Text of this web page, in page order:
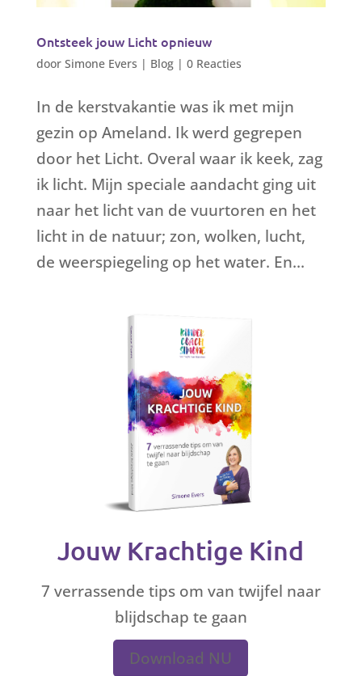
Ontsteek jouw Licht opnieuw
door Simone Evers | Blog| 0 Reacties
In de kerstvakantie was ik met mijn
gezin op Ameland. Ik werd gegrepen
door het Licht. Overal waar ik keek, zag
ik licht. Mijn speciale aandacht ging uit
naar het licht van de vuurtoren en het
licht in de natuur; zon, wolken, lucht,
de weerspiegeling op het water. En...
Jouw Krachtige Kind
7 verrassende tips om van twijfel naar
blijdschap te gaan
Download NU